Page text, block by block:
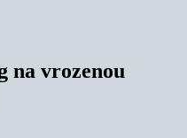
na vrozenou